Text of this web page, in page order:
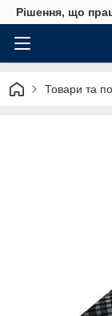
Рішення, що
Товари та